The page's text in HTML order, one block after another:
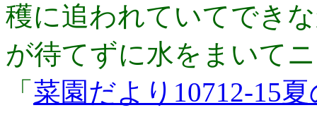
穫に追われていてでき
が待てずに水をま­いて
「 菜園だより10712-15